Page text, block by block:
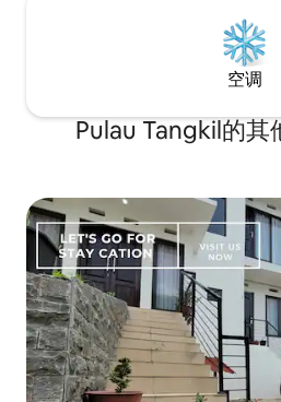
空调
Pulau Tangkil的其